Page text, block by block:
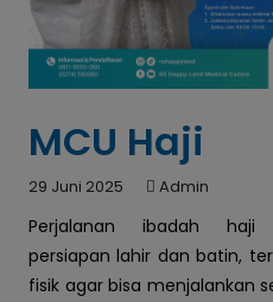
MCU Haji
29 Juni 2025 Admin
Perjalanan ibadah haji
persiapan lahir dan batin,
fisik agar bisa menjalankan